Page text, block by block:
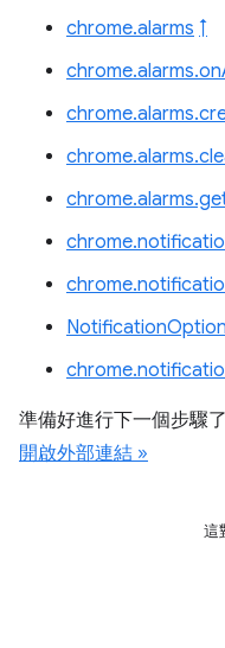
chrome.alarms ↑
準備好進行下一個步驟
開啟外部連結 »
這